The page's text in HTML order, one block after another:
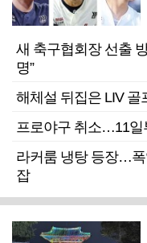
새 축구협회장 선출
명”
해체설 뒤집은 LIV 골
프로야구 취소…11일
라커룸 냉탕 등장…
잡